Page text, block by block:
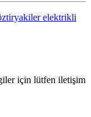
elektrikli
için lütfen iletişim